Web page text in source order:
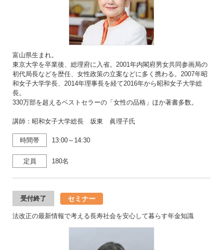
富山県生まれ。
東京大学を卒業後、総理府に入省。2001年内閣府男女共同参画局の
初代局長などを歴任、女性政策の立案などに多く携わる。2007年昭
和女子大学学長、2014年理事長を経て2016年から昭和女子大学総
長。
330万部を超えるベストセラーの「女性の品格」ほか著書多数。
講師：昭和女子大学総長 坂東 眞理子氏
時間帯 13:00～14:30
定員 180名
受付終了 セミナー
法改正の最新情報で考える長寿社会を安心して暮らす年金知識